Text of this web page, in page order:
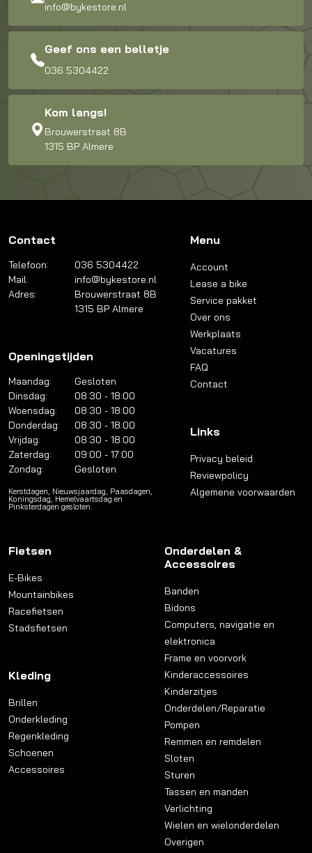
info@bykestore.nl
Geef ons een belletje
036 5304422
Kom langs!
Brouwerstraat 8B
1315 BP Almere
Contact
Telefoon:
036 5304422
Mail:
info@bykestore.nl
Adres:
Brouwerstraat 8B
1315 BP Almere
Openingstijden
Maandag:
Gesloten
Dinsdag:
08:30 - 18:00
Woensdag:
08:30 - 18:00
Donderdag:
08:30 - 18:00
Vrijdag:
08:30 - 18:00
Zaterdag:
09:00 - 17:00
Zondag:
Gesloten
Kerstdagen, Nieuwsjaardag, Paasdagen,
Koningsdag, Hemelvaartsdag en
Pinksterdagen gesloten.
Menu
Account
Lease a bike
Service pakket
Over ons
Werkplaats
Vacatures
FAQ
Contact
Links
Privacy beleid
Reviewpolicy
Algemene voorwaarden
Fietsen
E-Bikes
Mountainbikes
Racefietsen
Stadsfietsen
Kleding
Brillen
Onderkleding
Regenkleding
Schoenen
Accessoires
Onderdelen &
Accessoires
Banden
Bidons
Computers, navigatie en
elektronica
Frame en voorvork
Kinderaccessoires
Kinderzitjes
Onderdelen/Reparatie
Pompen
Remmen en remdelen
Sloten
Sturen
Tassen en manden
Verlichting
Wielen en wielonderdelen
Overigen